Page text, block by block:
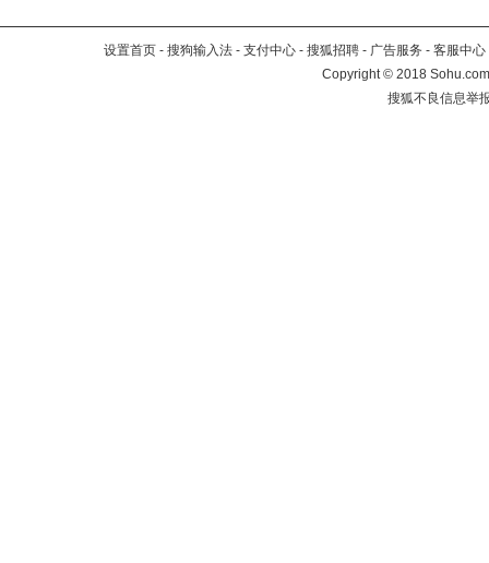
设置首页 - 搜狗输入法 - 支付中心 - 搜狐招聘 - 广告服务 - 客服中心
Copyright©2018
搜狐不良信息举